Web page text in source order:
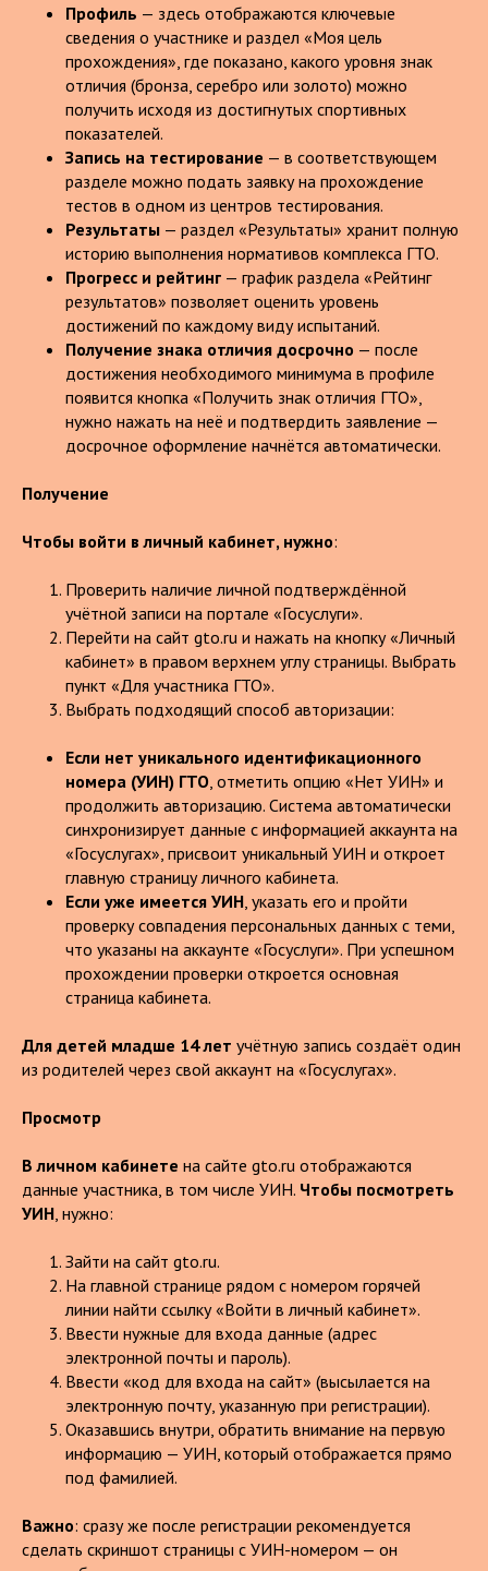
Профиль — здесь отображаются ключевые
сведения о участнике и раздел «Моя цель
прохождения», где показано, какого уровня знак
отличия (бронза, серебро или золото) можно
получить исходя из достигнутых спортивных
показателей.
Запись на тестирование — в соответствующем
разделе можно подать заявку на прохождение
тестов в одном из центров тестирования.
Результаты — раздел «Результаты» хранит полную
историю выполнения нормативов комплекса ГТО.
Прогресс и рейтинг — график раздела «Рейтинг
результатов» позволяет оценить уровень
достижений по каждому виду испытаний.
Получение знака отличия досрочно — после
достижения необходимого минимума в профиле
появится кнопка «Получить знак отличия ГТО»,
нужно нажать на неё и подтвердить заявление —
досрочное оформление начнётся автоматически.
Получение
Чтобы войти в личный кабинет, нужно:
Проверить наличие личной подтверждённой
учётной записи на портале «Госуслуги».
Перейти на сайт gto.ru и нажать на кнопку «Личный
кабинет» в правом верхнем углу страницы. Выбрать
пункт «Для участника ГТО».
Выбрать подходящий способ авторизации:
Если нет уникального идентификационного
номера (УИН) ГТО , отметить опцию «Нет УИН» и
продолжить авторизацию. Система автоматически
синхронизирует данные с информацией аккаунта на
«Госуслугах», присвоит уникальный УИН и откроет
главную страницу личного кабинета.
Если уже имеется УИН , указать его и пройти
проверку совпадения персональных данных с теми,
что указаны на аккаунте «Госуслуги». При успешном
прохождении проверки откроется основная
страница кабинета.
Для детей младше 14 лет учётную запись создаёт один
из родителей через свой аккаунт на «Госуслугах».
Просмотр
В личном кабинете на сайте gto.ru отображаются
данные участника, в том числе УИН. Чтобы посмотреть
УИН , нужно:
Зайти на сайт gto.ru.
На главной странице рядом с номером горячей
линии найти ссылку «Войти в личный кабинет».
Ввести нужные для входа данные (адрес
электронной почты и пароль).
Ввести «код для входа на сайт» (высылается на
электронную почту, указанную при регистрации).
Оказавшись внутри, обратить внимание на первую
информацию — УИН, который отображается прямо
под фамилией.
Важно: сразу же после регистрации рекомендуется
сделать скриншот страницы с УИН-номером — он